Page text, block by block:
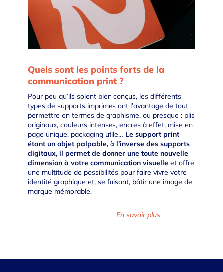
Quels sont les points forts de la
communication print ?
Pour peu qu’ils soient bien conçus, les différents
types de supports imprimés ont l’avantage de tout
permettre en termes de graphisme, ou presque : plis
originaux, couleurs intenses, encres à effet, mise en
page unique, packaging utile… Le support print
étant un objet palpable, à l’inverse des supports
digitaux, il permet de donner une toute nouvelle
dimension à votre communication visuelle et offre
une multitude de possibilités pour faire vivre votre
identité graphique et, se faisant, bâtir une image de
marque mémorable.
En savoir plus